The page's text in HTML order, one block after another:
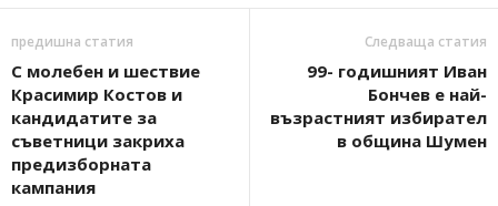
предишна статия
С молебен и шествие
Красимир Костов и
кандидатите за
съветници закриха
предизборната
кампания
Следваща статия
99- годишният Иван
Бончев е най-
възрастният избирател
в община Шумен